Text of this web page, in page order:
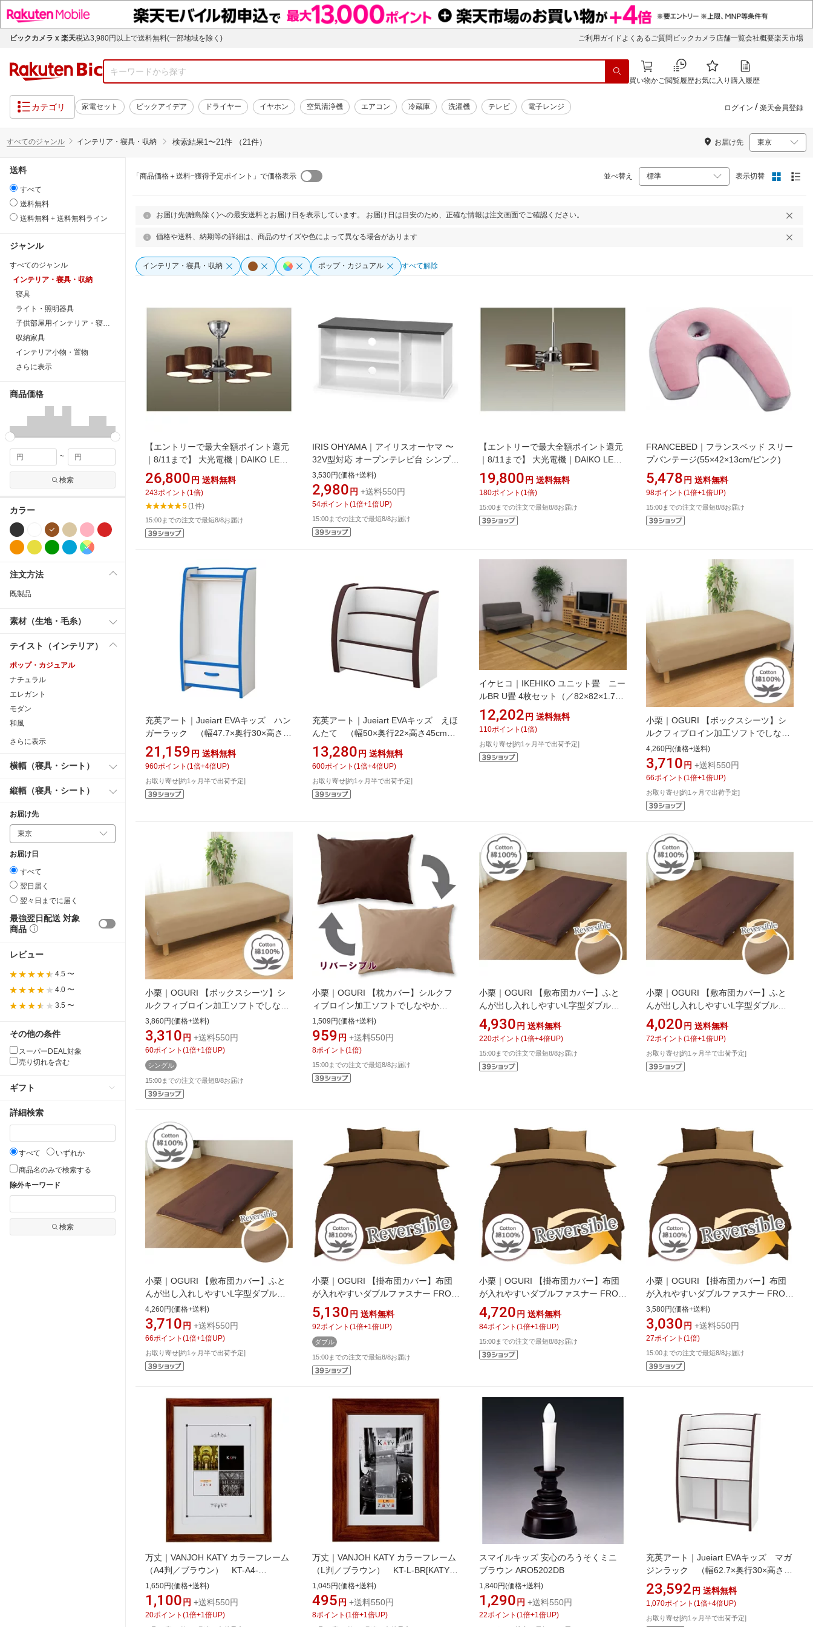
ビックカメラ x 楽天税込3,980円以上で送料無料(一部地域を除く) ご利用ガイド よくあるご質問 ビックカメラ店舗一覧会社概要楽天市場
買い物かご閲覧履歴お気に入り 購入履歴
カテゴリ 家電セット ビックアイデア ドライヤー イヤホン 空気清浄機 エアコン 冷蔵庫 洗濯機 テレビ 電子レンジ ログイン / 楽天会員登録
すべてのジャンル インテリア・寝具・収納 検索結果1〜21件 （21件） お届け先
送料
すべて
送料無料
送料無料 + 送料無料ライン
ジャンル
すべてのジャンル
インテリア・寝具・収納
寝具
ライト・照明器具
収納家具
インテリア小物・置物
さらに表示
商品価格
~
検索
カラー
注文方法
既製品
素材（生地・毛糸）
テイスト（インテリア）
ポップ・カジュアル
ナチュラル
エレガント
モダン
和風
さらに表示
横幅（寝具・シート）
縦幅（寝具・シート）
お届け先
お届け日
すべて
翌日届く
翌々日までに届く
最強翌日配送 対象
商品
レビュー
4.5 〜
4.0 〜
3.5 〜
その他の条件
スーパーDEAL対象
売り切れを含む
ギフト
詳細検索
すべて
いずれか
商品名のみで検索する
除外キーワード
検索
「商品価格＋送料−獲得予定ポイント」で価格表示 並べ替え 表示切替
お届け先(離島除く)への最安送料とお届け日を表示しています。 お届け日は目安のため、正確な情報は注文画面でご確認ください。
価格や送料、納期等の詳細は、商品のサイズや色によって異なる場合があります
インテリア・寝具・収納 ポップ・カジュアル すべて解除
【エントリーで最大全額ポイント還元
｜8/11まで】 大光電機｜DAIKO LED
シャンデリア(6灯) Natural＆Modern
DXL-82016【newlife_campaign_g】
26,800 円 送料無料
243ポイント (1 倍)
5(1件)
15:00までの注文で最短8/8お届け
IRIS OHYAMA｜アイリスオーヤマ 〜
32V型対応 オープンテレビ台 シンプル
タイプ OTS-70B-B OTS-70B-B ブラッ
クオーク[OTS70BB]
3,530円(価格+送料)
2,980 円 +送料550円
54ポイント (1 倍+1 倍UP)
15:00までの注文で最短8/8お届け
【エントリーで最大全額ポイント還元
｜8/11まで】 大光電機｜DAIKO LED
シャンデリア(4灯) Natural＆Modern
DXL-82014 [電球色]
【newlife_campaign_g】
19,800 円 送料無料
180ポイント (1 倍)
15:00までの注文で最短8/8お届け
FRANCEBED｜フランスベッド スリー
プバンテージ(55×42×13cm/ピンク)
5,478 円 送料無料
98ポイント (1 倍+1 倍UP)
15:00までの注文で最短8/8お届け
充英アート｜Jueiart EVAキッズ ハン
ガーラック （幅47.7×奥行30×高さ
90cm） JAJAN ブルー HRJ-48HB
21,159 円 送料無料
960ポイント (1 倍+4倍UP)
お取り寄せ[約1ヶ月半で出荷予定]
充英アート｜Jueiart EVAキッズ えほ
んたて （幅50×奥行22×高さ45cm）
JAJAN ブラウン PS-50SD
13,280 円 送料無料
600ポイント (1 倍+4倍UP)
お取り寄せ[約1ヶ月半で出荷予定]
イケヒコ｜IKEHIKO ユニット畳 ニー
ルBR U畳 4枚セット（／82×82×1.7cm
／連結ジョイント付き）
12,202 円 送料無料
110ポイント (1倍)
お取り寄せ[約1ヶ月半で出荷予定]
小栗｜OGURI 【ボックスシーツ】シ
ルクフィブロイン加工ソフトでしなや
か FROM メリーナイト(MerryNight)
ライトブラウン FM67450194 [セミダ
ブルサイズ][FM67450194]
4,260円(価格+送料)
3,710 円 +送料550円
66ポイント (1 倍+1 倍UP)
お取り寄せ[約1ヶ月で出荷予定]
小栗｜OGURI 【ボックスシーツ】シ
ルクフィブロイン加工ソフトでしなや
か FROM メリーナイト(MerryNight)
ライトブラウン FM67400194 [シング
ルサイズ][FM67400194]
3,860円(価格+送料)
3,310 円 +送料550円
60ポイント (1 倍+1 倍UP)
シングル
15:00までの注文で最短8/8お届け
小栗｜OGURI 【枕カバー】シルクフ
ィブロイン加工ソフトでしなやか
FROM メリーナイト(MerryNight) ブラ
ウン FM66150193 [43×63cm枕用 /封
筒タイプ][FM66150193]
1,509円(価格+送料)
959 円 +送料550円
8ポイント (1 倍)
15:00までの注文で最短8/8お届け
小栗｜OGURI 【敷布団カバー】ふと
んが出し入れしやすいL字型ダブルフ
ァスナー FROM メリーナイト
(MerryNight) ブラウン FM63500193
[ダブルロングサイズ][FM63500193]
4,930 円 送料無料
220ポイント (1 倍+4倍UP)
15:00までの注文で最短8/8お届け
小栗｜OGURI 【敷布団カバー】ふと
んが出し入れしやすいL字型ダブルフ
ァスナー FROM メリーナイト
(MerryNight) ブラウン FM63450193
[セミダブルサイズ][FM63450193]
4,020 円 送料無料
72ポイント (1 倍+1 倍UP)
お取り寄せ[約1ヶ月半で出荷予定]
小栗｜OGURI 【敷布団カバー】ふと
んが出し入れしやすいL字型ダブルフ
ァスナー FROM メリーナイト
(MerryNight) ブラウン FM63400193
[シングルロングサイズ][FM63400193]
4,260円(価格+送料)
3,710 円 +送料550円
66ポイント (1 倍+1 倍UP)
お取り寄せ[約1ヶ月半で出荷予定]
小栗｜OGURI 【掛布団カバー】布団
が入れやすいダブルファスナー FROM
メリーナイト(MerryNight) ブラウン
FM62600193 [ダブルサイズ]
[FM62600193]
5,130 円 送料無料
92ポイント (1 倍+1 倍UP)
ダブル
15:00までの注文で最短8/8お届け
小栗｜OGURI 【掛布団カバー】布団
が入れやすいダブルファスナー FROM
メリーナイト(MerryNight) ブラウン
FM62550193 [セミダブルサイズ]
[FM62550193]
4,720 円 送料無料
84ポイント (1 倍+1 倍UP)
15:00までの注文で最短8/8お届け
小栗｜OGURI 【掛布団カバー】布団
が入れやすいダブルファスナー FROM
メリーナイト(MerryNight) ブラウン
FM62500193 [シングルサイズ]
[FM62500193]
3,580円(価格+送料)
3,030 円 +送料550円
27ポイント (1 倍)
15:00までの注文で最短8/8お届け
万丈｜VANJOH KATY カラーフレーム
（A4判／ブラウン） KT-A4-
BR[KATYカラーフレームA4ブラウン]
1,650円(価格+送料)
1,100 円 +送料550円
20ポイント (1 倍+1 倍UP)
万丈｜VANJOH KATY カラーフレーム
（L判／ブラウン） KT-L-BR[KATYカ
ラーフレームLバンブラウン]
1,045円(価格+送料)
495 円 +送料550円
8ポイント (1 倍+1 倍UP)
スマイルキッズ 安心のろうそくミニ
ブラウン ARO5202DB
1,840円(価格+送料)
1,290 円 +送料550円
22ポイント (1 倍+1 倍UP)
充英アート｜Jueiart EVAキッズ マガ
ジンラック （幅62.7×奥行30×高さ
90cm） JAJAN ブラウン MRJ-63HD
23,592 円 送料無料
1,070ポイント (1 倍+4倍UP)
お取り寄せ[約1ヶ月半で出荷予定]